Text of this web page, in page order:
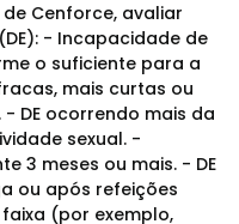
Cenforce, avaliar
- Incapacidade de
o suficiente para a
mais curtas ou
DE ocorrendo mais da
sexual. -
3 meses ou mais. - DE
ou após refeições
(por exemplo,